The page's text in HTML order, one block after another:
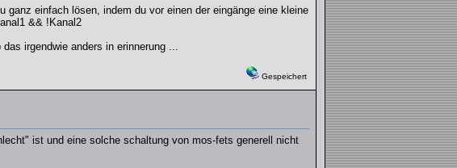
einfach lösen, indem du vor einen der eingänge eine kleine
&& !Kanal2
irgendwie anders in erinnerung ...
Gespeichert
ist und eine solche schaltung von mos-fets generell nicht